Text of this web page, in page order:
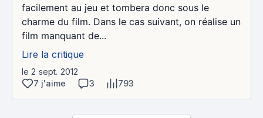
facilement au jeu et tombera donc sous le
charme du film. Dans le cas suivant, on réalise un
film manquant de...
Lire la critique
le 2 sept. 2012
7 j'aime
3 793